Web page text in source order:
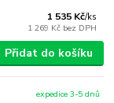
1 535 Kč/ks
1 269 Kč bez DPH
Přidat do košíku
expedice 3-5 dnů